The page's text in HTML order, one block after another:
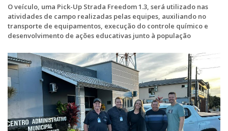
O veículo, uma Pick-Up Strada Freedom 1.3, será utilizado nas
atividades de campo realizadas pelas equipes, auxiliando no
transporte de equipamentos, execução do controle químico e
desenvolvimento de ações educativas junto à população